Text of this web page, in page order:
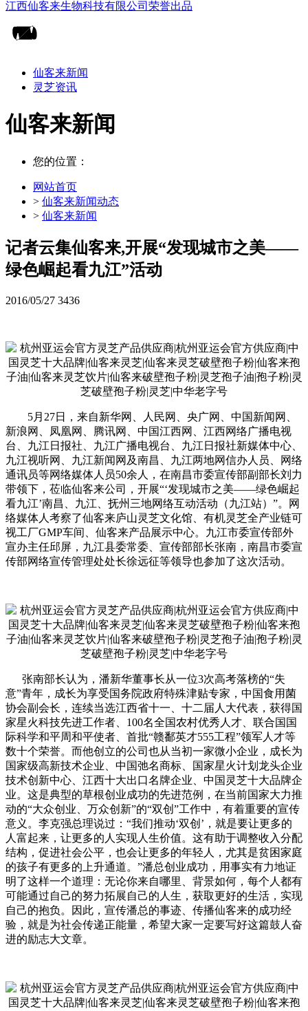
仙客来新闻
灵芝资讯
仙客来新闻
您的位置：
网站首页
> 仙客来新闻动态
> 仙客来新闻
记者云集仙客来,开展“发现城市之美——
绿色崛起看九江”活动
2016/05/27 3436
5月27日，来自新华网、人民网、央广网、中国新闻网、
新浪网、凤凰网、腾讯网、中国江西网、江西网络广播电视
台、九江日报社、九江广播电视台、九江日报社新媒体中心、
九江视听网、九江新闻网及南昌、九江两地网信办人员、网络
通讯员等网络媒体人员50余人，在南昌市委宣传部副部长刘力
带领下，莅临仙客来公司，开展“‘发现城市之美——绿色崛起
看九江’南昌、九江、抚州三地网络互动活动（九江站）”。网
络媒体人考察了仙客来庐山灵芝文化馆、有机灵芝全产业链可
视工厂GMP车间、仙客来产品展示中心。九江市委宣传部外
宣办主任邱屏，九江县委常委、宣传部部长张南，南昌市委宣
传部网络宣传管理处处长徐远征等领导也参加了这次活动。
张南部长认为，潘新华董事长从一位3次高考落榜的“失
意”青年，成长为享受国务院政府特殊津贴专家，中国食用菌
协会副会长，连续当选江西省十一、十二届人大代表，获得国
家星火科技先进工作者、100名全国农村优秀人才、联合国国
际科学和平周和平使者、首批“赣鄱英才555工程”领军人才等
数十个荣誉。而他创立的公司也从当初一家微小企业，成长为
国家级高新技术企业、中国弛名商标、国家星火计划龙头企业
技术创新中心、江西十大出口名牌企业、中国灵芝十大品牌企
业。这是典型的草根创业成功的先进范例，在当前国家大力推
动的“大众创业、万众创新”的“双创”工作中，有着重要的宣传
意义。李克强总理说过：“我们推动‘双创’，就是要让更多的
人富起来，让更多的人实现人生价值。这有助于调整收入分配
结构，促进社会公平，也会让更多的年轻人，尤其是贫困家庭
的孩子有更多的上升通道。”潘总创业成功，用事实有力地证
明了这样一个道理：无论你来自哪里、背景如何，每个人都有
可能通过自己的努力拓展自己的人生，获取更好的生活，实现
自己的抱负。因此，宣传潘总的事迹、传播仙客来的成功经
验，就是为社会传递正能量，希望大家一定要写好这篇鼓人奋
进的励志大文章。